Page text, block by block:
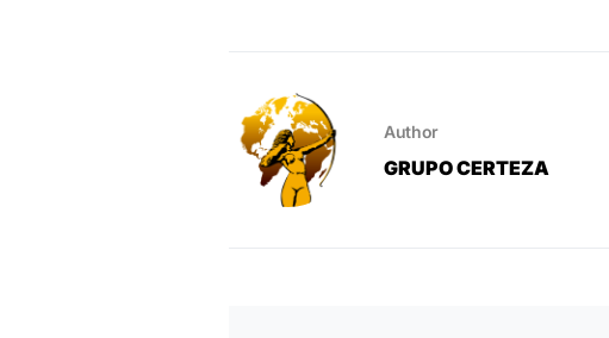
Author
GRUPO CERTEZA